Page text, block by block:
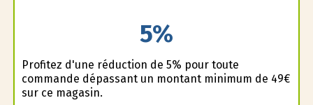
5%
Profitez d'une réduction de 5% pour toute
commande dépassant un montant minimum de 49€
sur ce magasin.